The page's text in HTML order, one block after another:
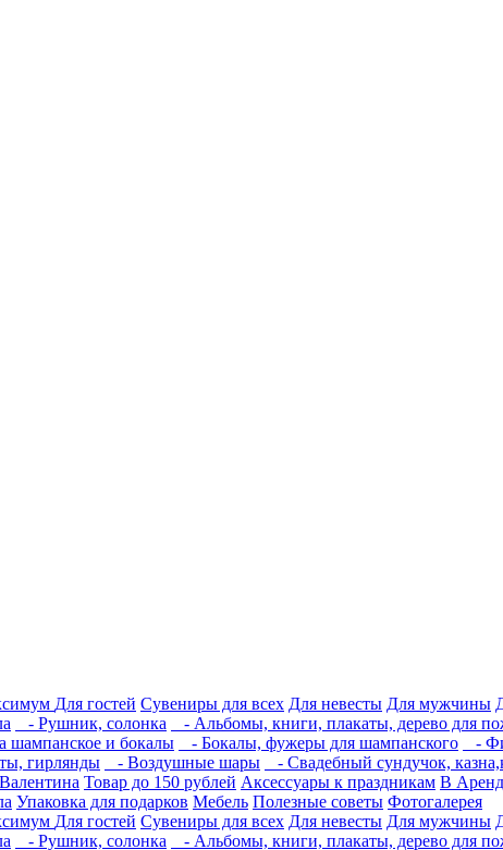
Для гостей Сувениры для всех Для невесты Для мужчины
- Рушник, солонка - Альбомы, книги, плакаты, дерево для
шампанское и бокалы - Бокалы, фужеры для шампанского -
гирлянды - Воздушные шары - Свадебный сундучок,
Товар до 150 рублей Аксессуары к праздникам В
Упаковка для подарков Мебель Полезные советы Фотогалерея
Для гостей Сувениры для всех Для невесты Для мужчины
- Рушник, солонка - Альбомы, книги, плакаты, дерево для